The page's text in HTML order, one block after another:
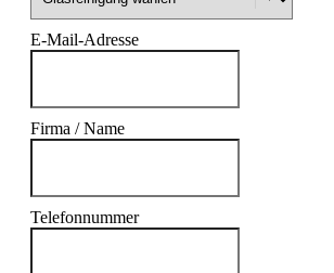
E-Mail-Adresse
Firma / Name
Telefonnummer